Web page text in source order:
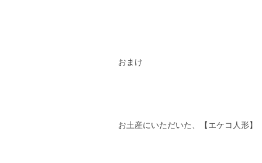
おまけ
お土産にいただいた、【エケコ人形】